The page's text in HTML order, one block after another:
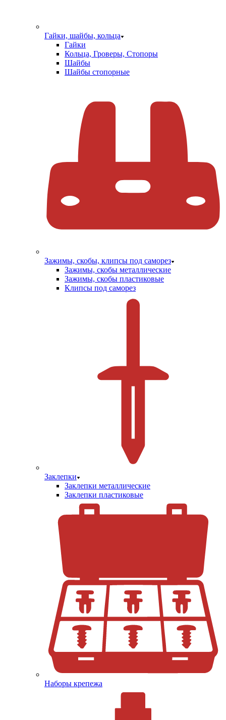
Гайки, шайбы, кольца
Гайки
Кольца, Гроверы, Стопоры
Шайбы
Шайбы стопорные
Зажимы, скобы, клипсы под саморез
Зажимы, скобы металлические
Зажимы, скобы пластиковые
Клипсы под саморез
Заклепки
Заклепки металлические
Заклепки пластиковые
Наборы крепежа